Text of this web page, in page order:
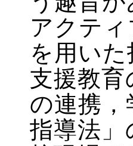
アクテ
を用い
支援教
の連携
指導法